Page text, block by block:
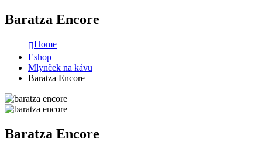
Baratza Encore
Home
Eshop
Mlynček na kávu
Baratza Encore
Baratza Encore